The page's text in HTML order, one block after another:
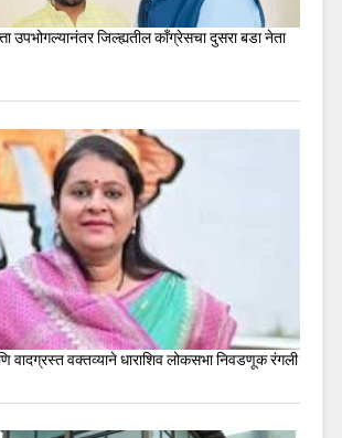
उपभोगल्यानंतर जिल्ह्यतील कॉंग्रेसचा दुसरा बडा नेता
वादग्रस्त वक्तव्याने धाराशिव लोकसभा निवडणूक रंगली